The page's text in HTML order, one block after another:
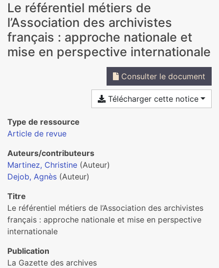
Le référentiel métiers de
l’Association des archivistes
français : approche nationale et
mise en perspective internationale
Consulter le document
Télécharger cette notice
Type de ressource
Article de revue
Auteurs/contributeurs
Martinez, Christine (Auteur)
Dejob, Agnès (Auteur)
Titre
Le référentiel métiers de l’Association des archivistes
français : approche nationale et mise en perspective
internationale
Publication
La Gazette des archives